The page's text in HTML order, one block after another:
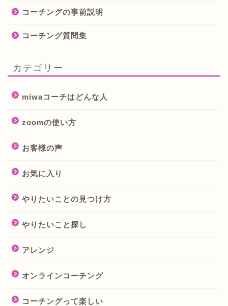
コーチングの事前説明
コーチング質問集
カテゴリー
miwaコーチはどんな人
zoomの使い方
お客様の声
お気に入り
やりたいことの見つけ方
やりたいこと探し
アレンジ
オンラインコーチング
コーチングって楽しい